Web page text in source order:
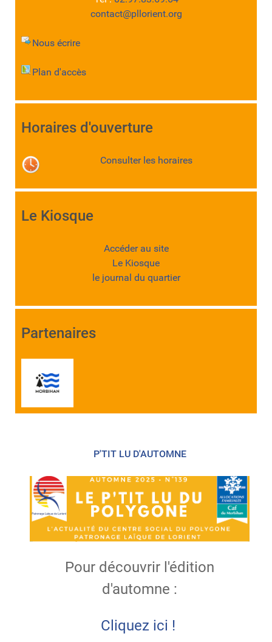
contact@pllorient.org
Nous écrire
Plan d'accès
Horaires d'ouverture
Consulter les horaires
Le Kiosque
Accéder au site
Le Kiosque
le journal du quartier
Partenaires
P'TIT LU D'AUTOMNE
Pour découvrir l'édition
d'automne :
Cliquez ici !